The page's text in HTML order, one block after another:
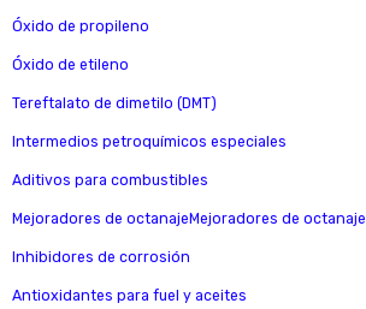
Óxido de propileno
Óxido de etileno
Tereftalato de dimetilo (DMT)
Intermedios petroquímicos especiales
Aditivos para combustibles
Mejoradores de octanajeMejoradores de octanaje
Inhibidores de corrosión
Antioxidantes para fuel y aceites